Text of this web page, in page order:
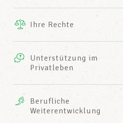
INFO-CENTER
des LCGBs
Ihre Rechte
Unterstützung im
Privatleben
Leistungen
Mutuelle
AXA
Berufliche
Weiterentwicklung